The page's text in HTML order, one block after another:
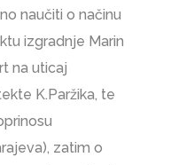
naučiti o načinu
izgradnje Marin
na uticaj
K.Paržika, te
zatim o